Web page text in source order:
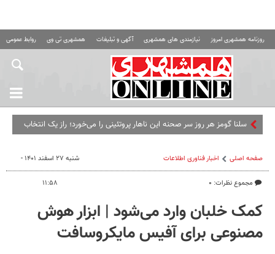
روزنامه همشهری امروز نیازمندی های همشهری آگهی و تبلیغات همشهری تی وی روابط عمومی
سلنا گومز هر روز سر صحنه این ناهار پروتئینی را می‌خورد؛ راز یک انتخاب
صفحه اصلی اخبار فناوری اطلاعات
مجموع نظرات: ۰
شنبه ۲۷ اسفند ۱۴۰۱ -
۱۱:۵۸
کمک خلبان وارد می‌شود | ابزار هوش
مصنوعی برای آفیس مایکروسافت